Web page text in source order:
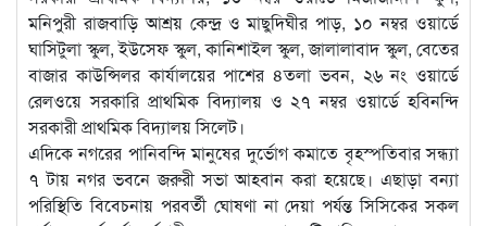
মনিপুরী রাজবাড়ি আশ্রয় কেন্দ্র ও মাছুদিঘীর পাড়, ১০ নম্বর ওয়ার্ডে
ঘাসিটুলা স্কুল, ইউসেফ স্কুল, কানিশাইল স্কুল, জালালাবাদ স্কুল, বেতের
বাজার কাউন্সিলর কার্যালয়ের পাশের ৪তলা ভবন, ২৬ নং ওয়ার্ডে
রেলওয়ে সরকারি প্রাথমিক বিদ্যালয় ও ২৭ নম্বর ওয়ার্ডে হবিনন্দি
সরকারী প্রাথমিক বিদ্যালয় সিলেট।
এদিকে নগরের পানিবন্দি মানুষের দুর্ভোগ কমাতে বৃহস্পতিবার সন্ধ্যা
৭ টায় নগর ভবনে জরুরী সভা আহবান করা হয়েছে। এছাড়া বন্যা
পরিস্থিতি বিবেচনায় পরবর্তী ঘোষণা না দেয়া পর্যন্ত সিসিকের সকল